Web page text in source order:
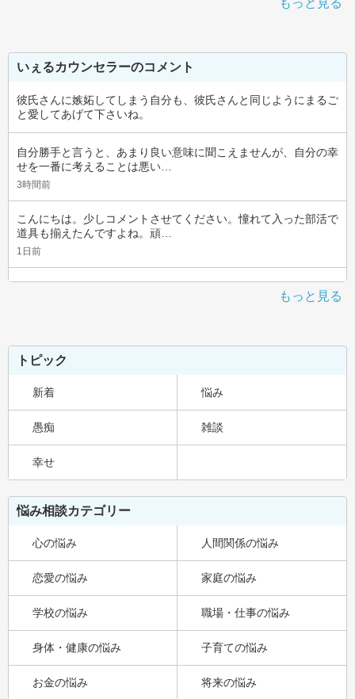
もっと見る
いぇるカウンセラーのコメント
彼氏さんに嫉妬してしまう自分も、彼氏さんと同じようにまるご
と愛してあげて下さいね。
自分勝手と言うと、あまり良い意味に聞こえませんが、自分の幸
せを一番に考えることは悪い…
3時間前
こんにちは。少しコメントさせてください。憧れて入った部活で
道具も揃えたんですよね。頑…
1日前
もっと見る
トピック
新着 悩み
愚痴 雑談
幸せ
悩み相談カテゴリー
心の悩み 人間関係の悩み
恋愛の悩み 家庭の悩み
学校の悩み 職場・仕事の悩み
身体・健康の悩み 子育ての悩み
お金の悩み 将来の悩み